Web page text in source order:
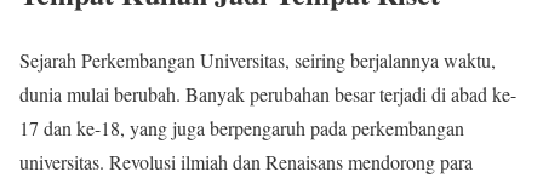
Sejarah Perkembangan Universitas, seiring berjalannya waktu,
dunia mulai berubah. Banyak perubahan besar terjadi di abad ke-
17 dan ke-18, yang juga berpengaruh pada perkembangan
universitas. Revolusi ilmiah dan Renaisans mendorong para